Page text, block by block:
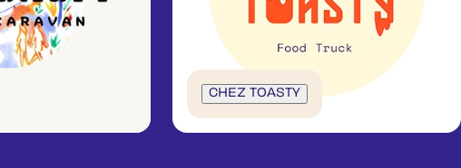
CHEZ TOASTY